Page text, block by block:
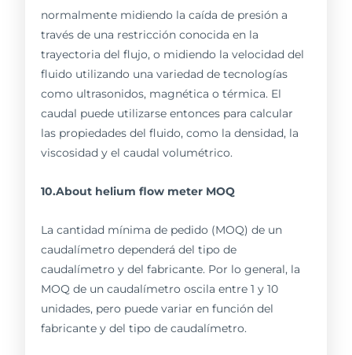
normalmente midiendo la caída de presión a
través de una restricción conocida en la
trayectoria del flujo, o midiendo la velocidad del
fluido utilizando una variedad de tecnologías
como ultrasonidos, magnética o térmica. El
caudal puede utilizarse entonces para calcular
las propiedades del fluido, como la densidad, la
viscosidad y el caudal volumétrico.
10.About helium flow meter MOQ
La cantidad mínima de pedido (MOQ) de un
caudalímetro dependerá del tipo de
caudalímetro y del fabricante. Por lo general, la
MOQ de un caudalímetro oscila entre 1 y 10
unidades, pero puede variar en función del
fabricante y del tipo de caudalímetro.